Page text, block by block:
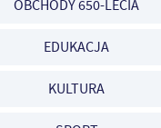
OBCHODY 650-LECIA
EDUKACJA
KULTURA